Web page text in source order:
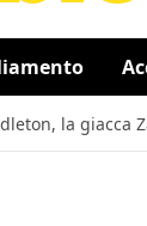
la giacca